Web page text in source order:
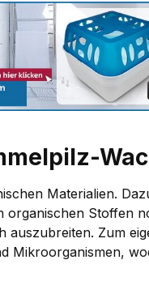
Materialien.
Stoffen
Zum
Mikroorganismen,